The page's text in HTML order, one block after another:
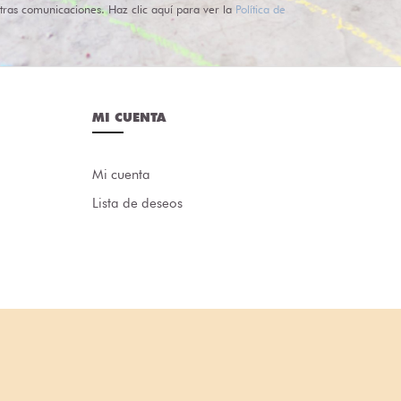
comunicaciones. Haz clic aquí para ver la Política de
MI CUENTA
Mi cuenta
Lista de deseos